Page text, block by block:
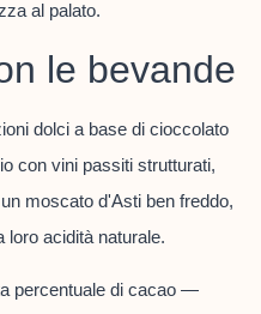
al palato.
le bevande
dolci a base di cioccolato
con vini passiti strutturati,
moscato d'Asti ben freddo,
loro acidità naturale.
percentuale di cacao —